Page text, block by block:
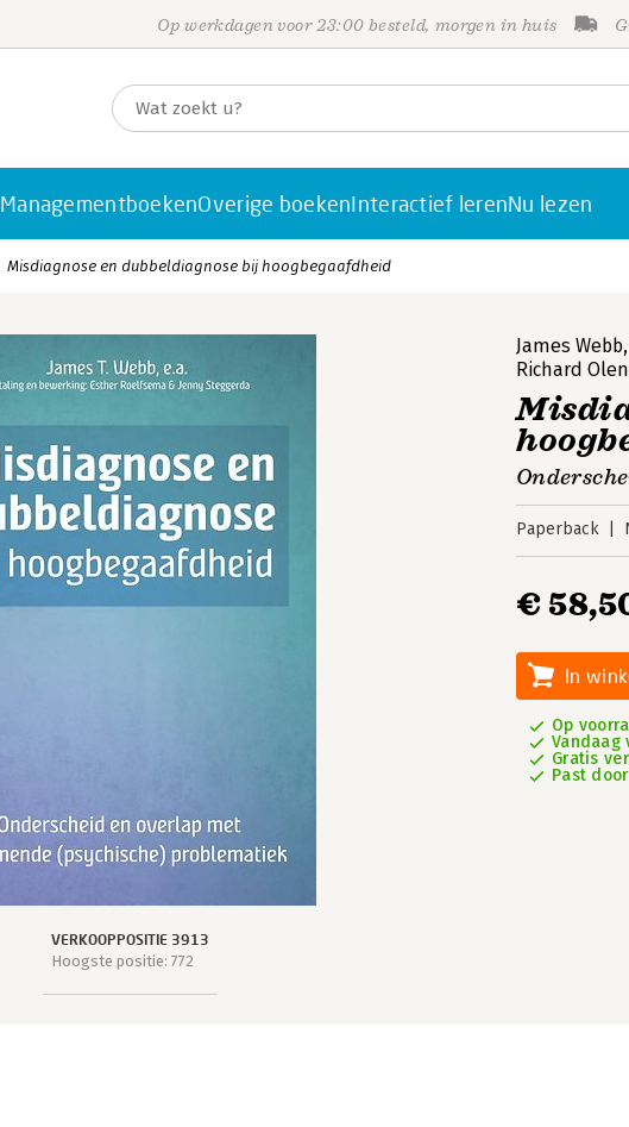
Op werkdagen voor 23:00 besteld, morgen in huis
ManagementboekenOverige boekenInteractief lerenNu lezen
Misdiagnose en dubbeldiagnose bij hoogbegaafdheid
VERKOOPPOSITIE 3913
Hoogste positie: 772
James Webb,
Richard
Paperback
€
In
Op
Vandaag
Gratis
Past